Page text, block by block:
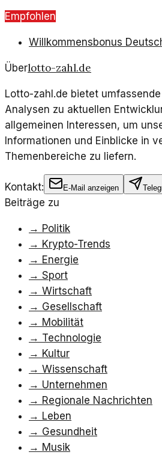
und die Wirtschaft der Region.
Empfohlen
Willkommensbonus
Überlotto-zahl.de
Lotto-zahl.de bietet
Analysen zu aktuellen
allgemeinen Interessen, um
Informationen und Einblicke in
Themenbereiche zu liefern.
Kontakt: E-Mail anzeigen
Beiträge zu
→ Politik
→ Krypto-Trends
→ Energie
→ Sport
→ Wirtschaft
→ Gesellschaft
→ Mobilität
→ Technologie
→ Kultur
→ Wissenschaft
→ Unternehmen
→ Regionale Nachrichten
→ Leben
→ Gesundheit
→ Musik